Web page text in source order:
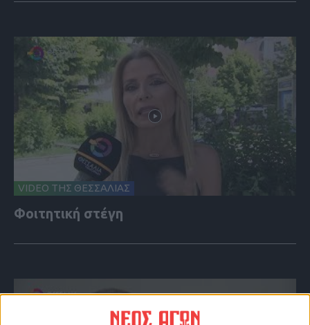
VIDEO ΤΗΣ ΘΕΣΣΑΛΙΑΣ
Φοιτητική στέγη